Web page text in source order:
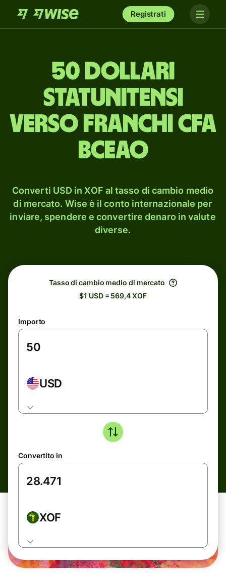
Registrati
50 dollari
statunitensi
verso franchi CFA
BCEAO
Converti USD in XOF al tasso di cambio medio
di mercato. Wise è il conto internazionale per
inviare, spendere e convertire denaro in valute
diverse.
Tasso di cambio medio di mercato
$1 USD = 569,4 XOF
Importo
USD
Convertito in
XOF